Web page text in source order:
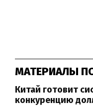
МАТЕРИАЛЫ
Китай готовит
конкуренцию